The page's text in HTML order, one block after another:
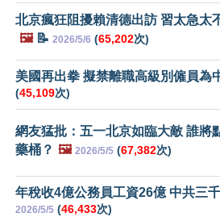
北京瘋狂阻擾賴清德出訪 習太急太
🖼️📝 2026/5/6 (65,202次)
美國再出拳 擬禁離職高級別僱員為
(45,109次)
網友猛批：五一北京如臨大敵 誰將
藥桶？ 🖼️ 2026/5/5 (67,382次)
年稅收4億公務員工資26億 中共三
2026/5/5 (46,433次)